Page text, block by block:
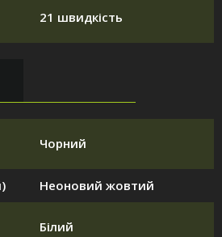
21 швидкість
Чорний
Неоновий жовтий
Білий